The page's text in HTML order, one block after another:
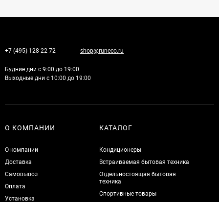
+7 (495) 128-22-72 shop@runeco.ru
Будние дни с 9:00 до 19:00
Выходные дни с 10:00 до 19:00
О КОМПАНИИ
О компании
Доставка
Самовывоз
Оплата
Установка
КАТАЛОГ
Кондиционеры
Встраиваемая бытовая техника
Отдельностоящая бытовая
техника
Спортивные товары